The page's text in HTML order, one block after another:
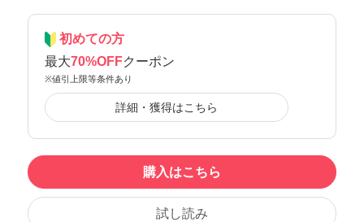
初めての方
最大70%OFFクーポン
※値引上限等条件あり
詳細・獲得はこちら
購入はこちら
試し読み